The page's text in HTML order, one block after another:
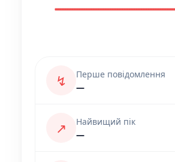
↯
Перше повідомлення
—
↗
Найвищий пік
—